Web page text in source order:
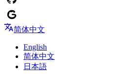
简体中文
English
简体中文
日本語